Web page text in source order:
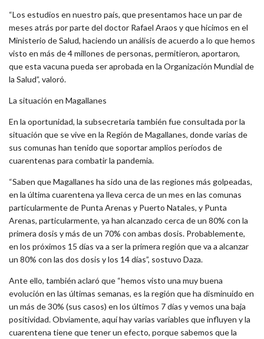
“Los estudios en nuestro país, que presentamos hace un par de
meses atrás por parte del doctor Rafael Araos y que hicimos en el
Ministerio de Salud, haciendo un análisis de acuerdo a lo que hemos
visto en más de 4 millones de personas, permitieron, aportaron,
que esta vacuna pueda ser aprobada en la Organización Mundial de
la Salud”, valoró.
La situación en Magallanes
En la oportunidad, la subsecretaria también fue consultada por la
situación que se vive en la Región de Magallanes, donde varias de
sus comunas han tenido que soportar amplios períodos de
cuarentenas para combatir la pandemia.
“Saben que Magallanes ha sido una de las regiones más golpeadas,
en la última cuarentena ya lleva cerca de un mes en las comunas
particularmente de Punta Arenas y Puerto Natales, y Punta
Arenas, particularmente, ya han alcanzado cerca de un 80% con la
primera dosis y más de un 70% con ambas dosis. Probablemente,
en los próximos 15 días va a ser la primera región que va a alcanzar
un 80% con las dos dosis y los 14 días”, sostuvo Daza.
Ante ello, también aclaró que “hemos visto una muy buena
evolución en las últimas semanas, es la región que ha disminuido en
un más de 30% (sus casos) en los últimos 7 días y vemos una baja
positividad. Obviamente, aquí hay varias variables que influyen y la
cuarentena tiene que tener un efecto, porque sabemos que la